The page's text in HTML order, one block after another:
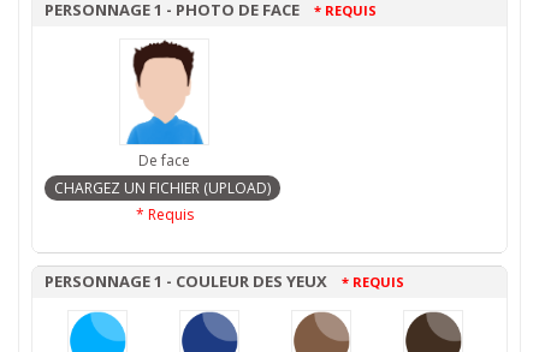
PERSONNAGE 1 - PHOTO DE FACE * REQUIS
De face
* Requis
PERSONNAGE 1 - COULEUR DES YEUX * REQUIS